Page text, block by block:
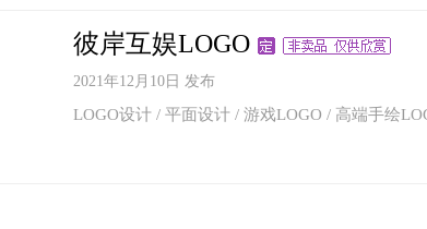
彼岸互娱LOGO
2021年12月10日 发布
LOGO设计 / 平面设计 / 游戏LOGO / 高端手绘